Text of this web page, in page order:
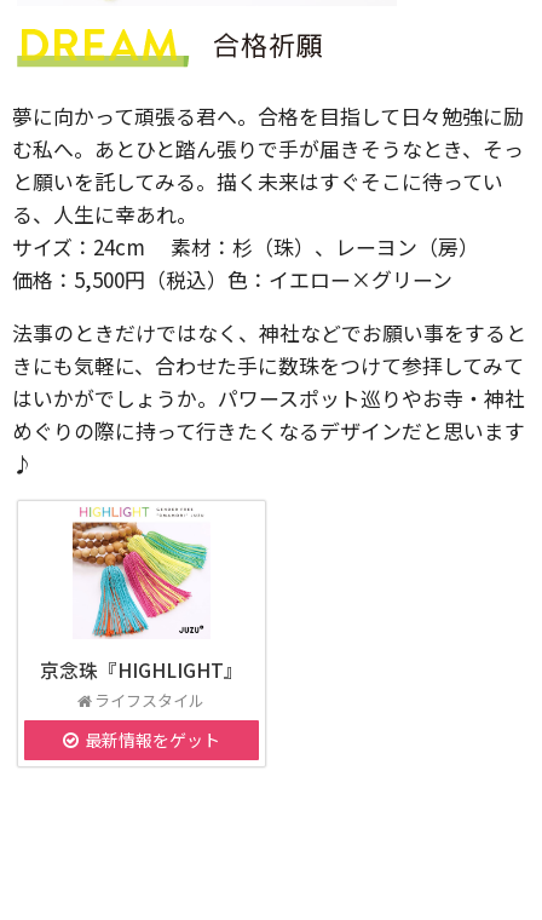
夢に向かって頑張る君へ。合格を目指して日々勉強に励
む私へ。あとひと踏ん張りで手が届きそうなとき、そっ
と願いを託してみる。描く未来はすぐそこに待ってい
る、人生に幸あれ。
サイズ：24cm 素材：杉（珠）、レーヨン（房）
価格：5,500円（税込）色：イエロー×グリーン
法事のときだけではなく、神社などでお願い事をすると
きにも気軽に、合わせた手に数珠をつけて参拝してみて
はいかがでしょうか。パワースポット巡りやお寺・神社
めぐりの際に持って行きたくなるデザインだと思います
♪
京念珠『HIGHLIGHT』
ライフスタイル
最新情報をゲット